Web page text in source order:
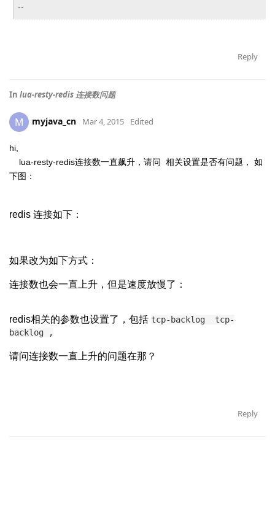
--
Reply
In lua-resty-redis 连接数问题
M myjava_cn Mar 4, 2015 Edited
hi,
lua-resty-redis连接数一直飙升，请问 相关设置是否有问题， 如
下图：
redis 连接如下：
如果改为如下方式：
连接数也会一直上升，但是速度放慢了：
redis相关的参数也设置了，包括 tcp-backlog tcp-
backlog ,
请问连接数一直上升的问题在那？
Reply